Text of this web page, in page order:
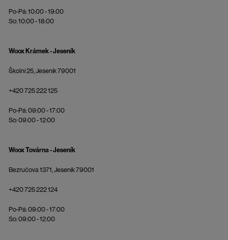
Po-Pá: 10:00 - 19:00
So: 10:00 - 18:00
Woox Krámek - Jeseník
Školní 25, Jeseník 79001
+420 725 222 125
Po-Pá: 09:00 - 17:00
So: 09:00 - 12:00
Woox Továrna - Jeseník
Bezručova 1371, Jeseník 79001
+420 725 222 124
Po-Pá: 09:00 - 17:00
So: 09:00 - 12:00